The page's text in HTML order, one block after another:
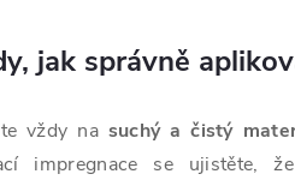
jak správně
vždy nasuchý a čistý
impregnace se ujistěte,